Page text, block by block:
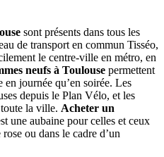
sont présents dans tous les
de transport en commun Tisséo,
le centre-ville en métro, en
neufs à Toulouse permettent
journée qu’en soirée. Les
depuis le Plan Vélo, et les
la ville. Acheter un
une aubaine pour celles et ceux
ou dans le cadre d’un